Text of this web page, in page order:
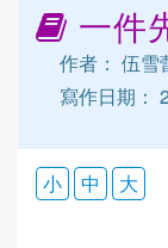
一件
作者： 伍雪
寫作日期：
小 中 大